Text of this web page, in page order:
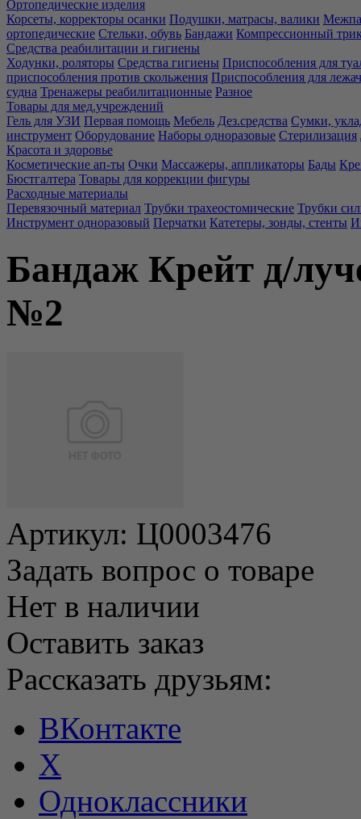
Ортопедические изделия
Корсеты, корректоры осанки Подушки, матрасы, валики
ортопедические Стельки, обувь Бандажи Компрессионный
Средства реабилитации и гигиены
Ходунки, роляторы Средства гигиены Приспособления для
приспособления против скольжения Приспособления для
судна Тренажеры реабилитационные Разное
Товары для мед.учреждений
Гель для УЗИ Первая помощь Мебель Дез.средства Сумки,
инструмент Оборудование Наборы одноразовые Стерилизация
Красота и здоровье
Косметические ап-ты Очки Массажеры, аппликаторы Бады
Бюстгалтера Товары для коррекции фигуры
Расходные материалы
Перевязочный материал Трубки трахеостомические Трубки
Инструмент одноразовый Перчатки Катетеры, зонды, стенты
Бандаж Крейт д/
№2
Артикул: Ц0003476
Задать вопрос о товаре
Нет в наличии
Оставить заказ
Рассказать друзьям:
ВКонтакте
X
Одноклассники